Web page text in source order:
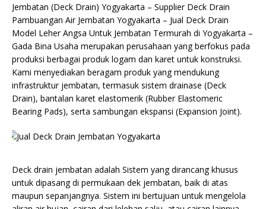
Jembatan (Deck Drain) Yogyakarta – Supplier Deck Drain
Pambuangan Air Jembatan Yogyakarta – Jual Deck Drain
Model Leher Angsa Untuk Jembatan Termurah di Yogyakarta –
Gada Bina Usaha merupakan perusahaan yang berfokus pada
produksi berbagai produk logam dan karet untuk konstruksi.
Kami menyediakan beragam produk yang mendukung
infrastruktur jembatan, termasuk sistem drainase (Deck
Drain), bantalan karet elastomerik (Rubber Elastomeric
Bearing Pads), serta sambungan ekspansi (Expansion Joint).
Deck drain jembatan adalah Sistem yang dirancang khusus
untuk dipasang di permukaan dek jembatan, baik di atas
maupun sepanjangnya. Sistem ini bertujuan untuk mengelola